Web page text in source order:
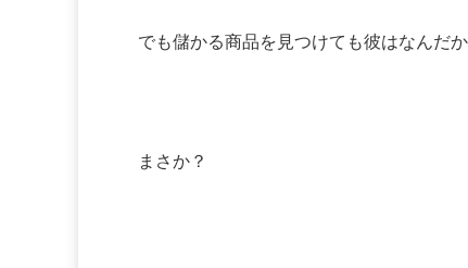
でも儲かる商品を見つけても彼はなんだ
まさか？